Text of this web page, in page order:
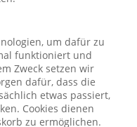
um dafür zu
funktioniert und
Zweck setzen wir
dafür, dass die
etwas passiert,
Cookies dienen
zu ermöglichen.